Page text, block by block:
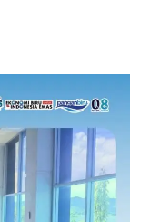
IUU
rangka Pemetaan
dan Perikanan